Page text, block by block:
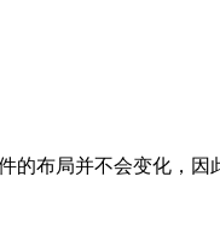
布局并不会变化，